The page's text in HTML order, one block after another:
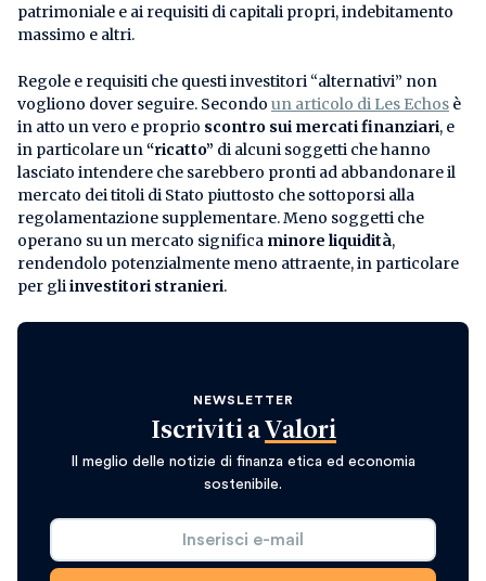
patrimoniale e ai requisiti di capitali propri, indebitamento
massimo e altri.
Regole e requisiti che questi investitori “alternativi” non
vogliono dover seguire. Secondo un articolo di Les Echos è
in atto un vero e proprio scontro sui mercati finanziari, e
in particolare un“ricatto” di alcuni soggetti che hanno
lasciato intendere che sarebbero pronti ad abbandonare il
mercato dei titoli di Stato piuttosto che sottoporsi alla
regolamentazione supplementare. Meno soggetti che
operano su un mercato significa minore liquidità,
rendendolo potenzialmente meno attraente, in particolare
per gliinvestitori stranieri.
NEWSLETTER
Iscriviti a Valori
Il meglio delle notizie di finanza etica ed economia
sostenibile.